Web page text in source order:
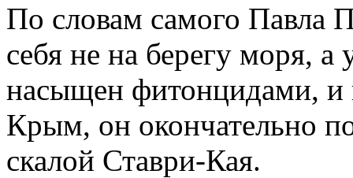
По словам самого Павла
себя не на берегу моря, а
насыщен фитонцидами, и
Крым, он окончательно
скалой Ставри-Кая.